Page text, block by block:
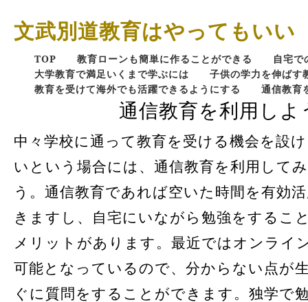
文武別道教育はやってもいい
TOP 教育ローンも簡単に作ることができる
自宅で
大学教育で満足いくまで学ぶには
子供の学力を伸ばす
教育を受けて海外でも活躍できるようにする
通信教育
通信教育を利用しよ
中々学校に通って教育を受ける機会を設
いという場合には、通信教育を利用して
う。通信教育であれば空いた時間を有効
きますし、自宅にいながら勉強をするこ
メリットがあります。最近ではオンライ
可能となっているので、分からない点が
ぐに質問をすることができます。独学で